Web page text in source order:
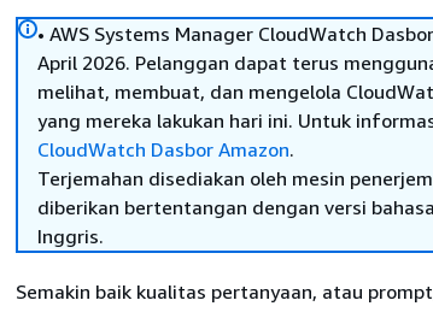
• AWS Systems Manager CloudWatch
April 2026. Pelanggan dapat terus
melihat, membuat, dan mengelola
yang mereka lakukan hari ini. Untuk
CloudWatch Dasbor Amazon.
Terjemahan disediakan oleh mesin
diberikan bertentangan dengan versi
Inggris.
Semakin baik kualitas pertanyaan, atau